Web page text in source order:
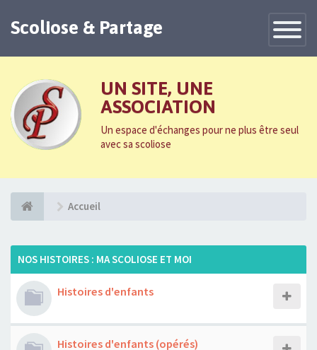
Toggle
Scoliose & Partage
UN SITE, UNE
ASSOCIATION
Un espace d'échanges pour ne plus être seul
avec sa scoliose
Accueil
NOS HISTOIRES : MA SCOLIOSE ET MOI
Histoires d'enfants
Histoires d'enfants (opérés)